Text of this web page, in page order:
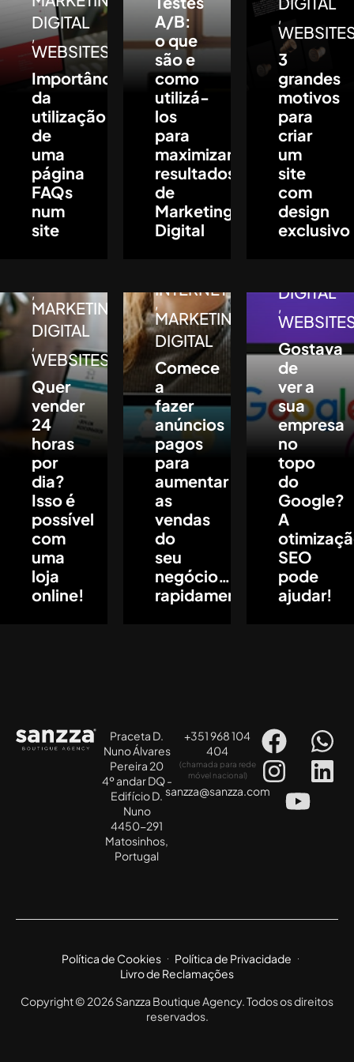
DIGITAL
,
WEBSITES
Importância
da
utilização
de
uma
página
FAQs
num
site
A/B:
o que
são e
como
utilizá-
los
para
maximizar
resultados
de
Marketing
Digital
,
3
grandes
motivos
para
criar
um
site
com
design
exclusivo
,
MARKETING
DIGITAL
,
WEBSITES
Quer
vender
24
horas
por
dia?
Isso é
possível
com
uma
loja
online!
INTERNET
,
MARKETING
DIGITAL
Comece
a
fazer
anúncios
pagos
para
aumentar
as
vendas
do
seu
negócio…
rapidamente!
,
DIGITAL
DIGITAL
,
Gostava
de
ver a
sua
empresa
no
topo
do
Google?
A
SEO
pode
ajudar!
Praceta D.
Nuno Álvares
Pereira 20
4º andar DQ -
Edifício D.
Nuno
4450-291
Matosinhos,
Portugal
+351 968 104
404
(chamada para rede
móvel nacional)
sanzza@sanzza.com
Política de Cookies
Política de Privacidade
Livro de Reclamações
Copyright © 2026 Sanzza Boutique Agency. Todos os direitos
reservados.